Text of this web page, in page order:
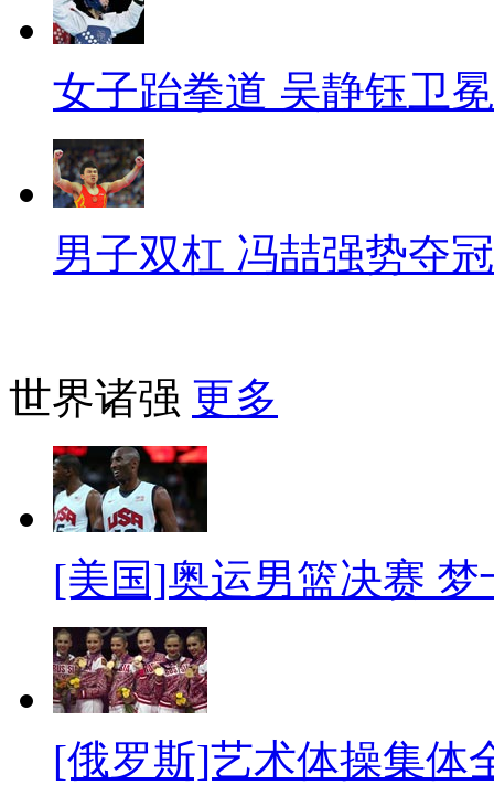
女子跆拳道 吴静钰卫冕
男子双杠 冯喆强势夺冠
世界诸强 更多
[美国]奥运男篮决赛
[俄罗斯]艺术体操集体